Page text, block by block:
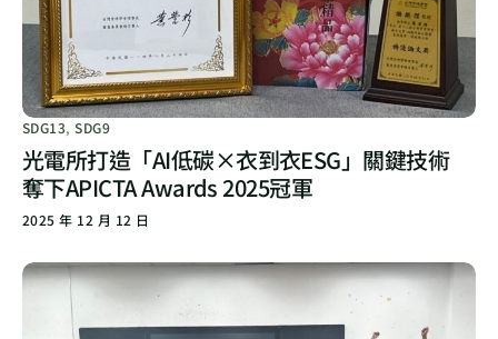
SDG13,SDG9
光電所打造「AI低碳×衣到衣ESG」關鍵技術
奪下APICTA Awards 2025冠軍
2025 年 12 月 12 日